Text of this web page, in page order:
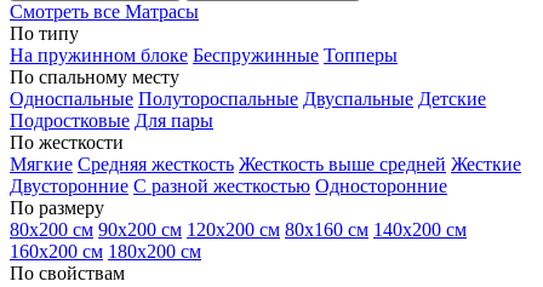
Смотреть все Матрасы
По типу
На пружинном блоке Беспружинные Топперы
По спальному месту
Односпальные Полутороспальные Двуспальные Детские
Подростковые Для пары
По жесткости
Мягкие Средняя жесткость Жесткость выше средней Жесткие
Двусторонние С разной жесткостью Односторонние
По размеру
80х200 см 90х200 см 120х200 см 80х160 см 140х200 см
160х200 см 180х200 см
По свойствам